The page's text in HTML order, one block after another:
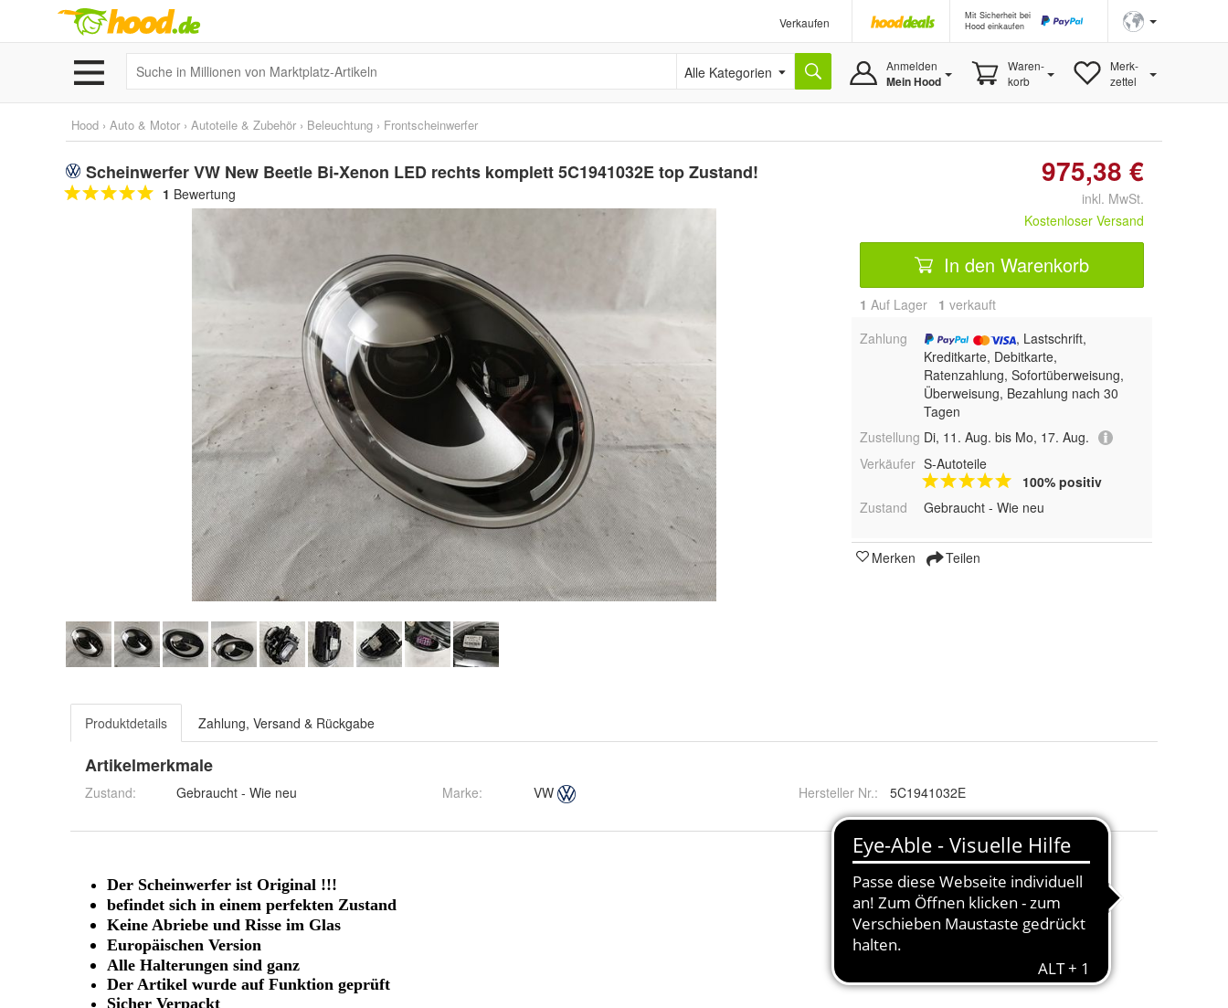
Verkaufen
Mit Sicherheit bei
Hood einkaufen
Alle Kategorien Anmelden
Mein Hood
Waren-
korb
Merk-
zettel
Hood › Auto & Motor › Autoteile & Zubehör › Beleuchtung › Frontscheinwerfer
Scheinwerfer VW New Beetle Bi-Xenon LED rechts komplett 5C1941032E top Zustand!
1 Bewertung
975,38 €
inkl. MwSt.
Kostenloser Versand
In den Warenkorb
1 Auf Lager 1 verkauft
Zahlung
, Lastschrift,
Kreditkarte, Debitkarte,
Ratenzahlung, Sofortüberweisung,
Überweisung, Bezahlung nach 30
Tagen
Zustellung Di, 11. Aug. bis Mo, 17. Aug.
Verkäufer S-Autoteile
100% positiv
Zustand
Gebraucht - Wie neu
Merken Teilen
Produktdetails Zahlung, Versand & Rückgabe
Artikelmerkmale
Zustand: Gebraucht - Wie neu Marke: VW Hersteller Nr.: 5C1941032E